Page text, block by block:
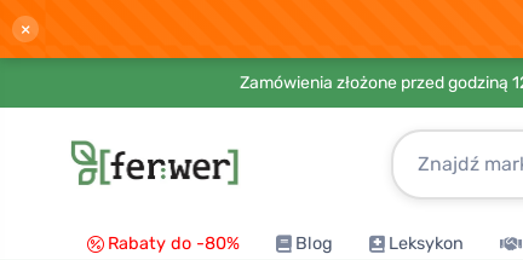
×
Zamówienia złożone przed godziną
Rabaty do -80% Blog Leksykon